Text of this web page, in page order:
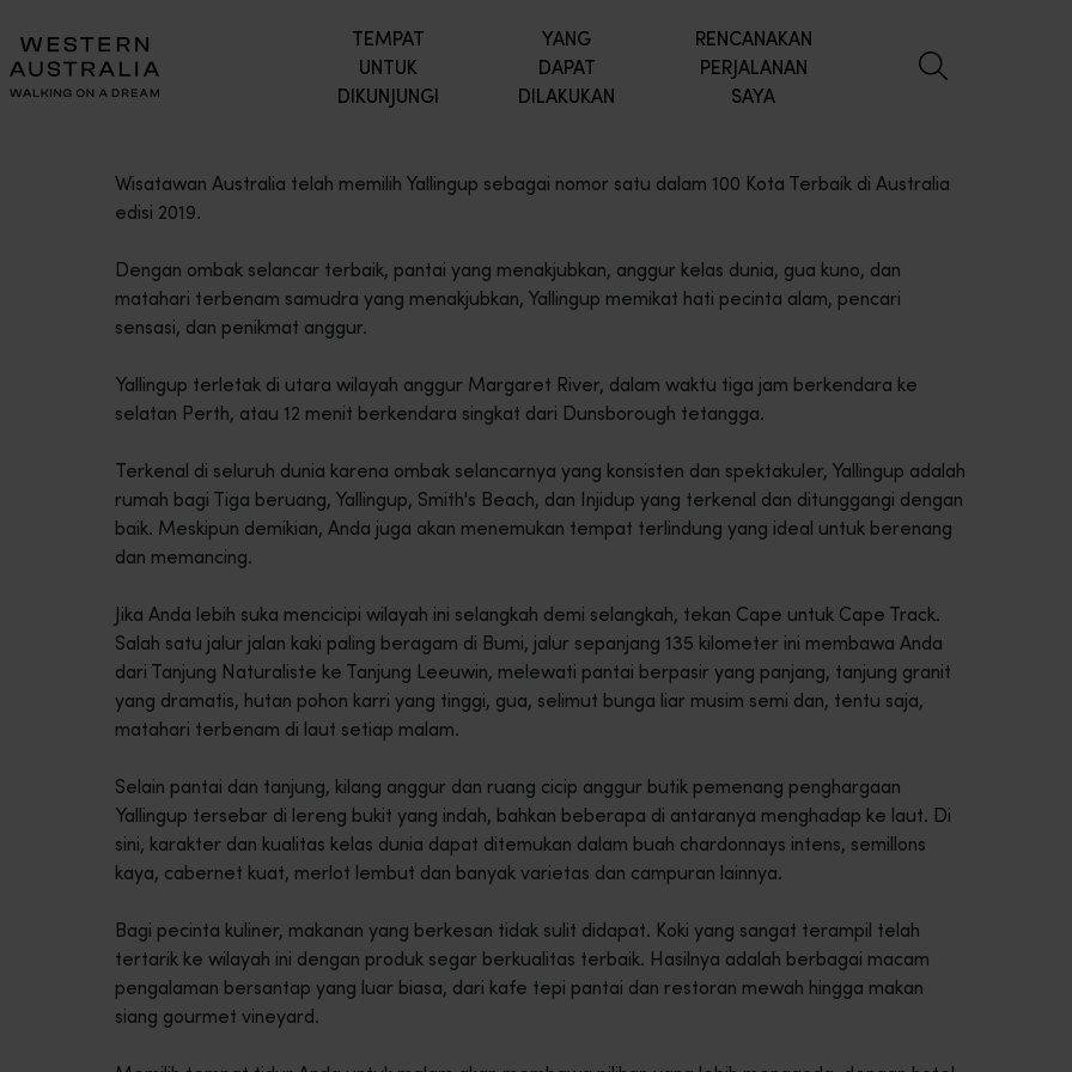
TEMPAT
UNTUK
DIKUNJUNGI
YANG
DAPAT
DILAKUKAN
RENCANAKAN
PERJALANAN
SAYA
Wisatawan Australia telah memilih Yallingup sebagai nomor satu dalam 100 Kota Terbaik di Australia
edisi 2019.
Dengan ombak selancar terbaik, pantai yang menakjubkan, anggur kelas dunia, gua kuno, dan
matahari terbenam samudra yang menakjubkan, Yallingup memikat hati pecinta alam, pencari
sensasi, dan penikmat anggur.
Yallingup terletak di utara wilayah anggur Margaret River, dalam waktu tiga jam berkendara ke
selatan Perth, atau 12 menit berkendara singkat dari Dunsborough tetangga.
Terkenal di seluruh dunia karena ombak selancarnya yang konsisten dan spektakuler, Yallingup adalah
rumah bagi Tiga beruang, Yallingup, Smith's Beach, dan Injidup yang terkenal dan ditunggangi dengan
baik. Meskipun demikian, Anda juga akan menemukan tempat terlindung yang ideal untuk berenang
dan memancing.
Jika Anda lebih suka mencicipi wilayah ini selangkah demi selangkah, tekan Cape untuk Cape Track.
Salah satu jalur jalan kaki paling beragam di Bumi, jalur sepanjang 135 kilometer ini membawa Anda
dari Tanjung Naturaliste ke Tanjung Leeuwin, melewati pantai berpasir yang panjang, tanjung granit
yang dramatis, hutan pohon karri yang tinggi, gua, selimut bunga liar musim semi dan, tentu saja,
matahari terbenam di laut setiap malam.
Selain pantai dan tanjung, kilang anggur dan ruang cicip anggur butik pemenang penghargaan
Yallingup tersebar di lereng bukit yang indah, bahkan beberapa di antaranya menghadap ke laut. Di
sini, karakter dan kualitas kelas dunia dapat ditemukan dalam buah chardonnays intens, semillons
kaya, cabernet kuat, merlot lembut dan banyak varietas dan campuran lainnya.
Bagi pecinta kuliner, makanan yang berkesan tidak sulit didapat. Koki yang sangat terampil telah
tertarik ke wilayah ini dengan produk segar berkualitas terbaik. Hasilnya adalah berbagai macam
pengalaman bersantap yang luar biasa, dari kafe tepi pantai dan restoran mewah hingga makan
siang gourmet vineyard.